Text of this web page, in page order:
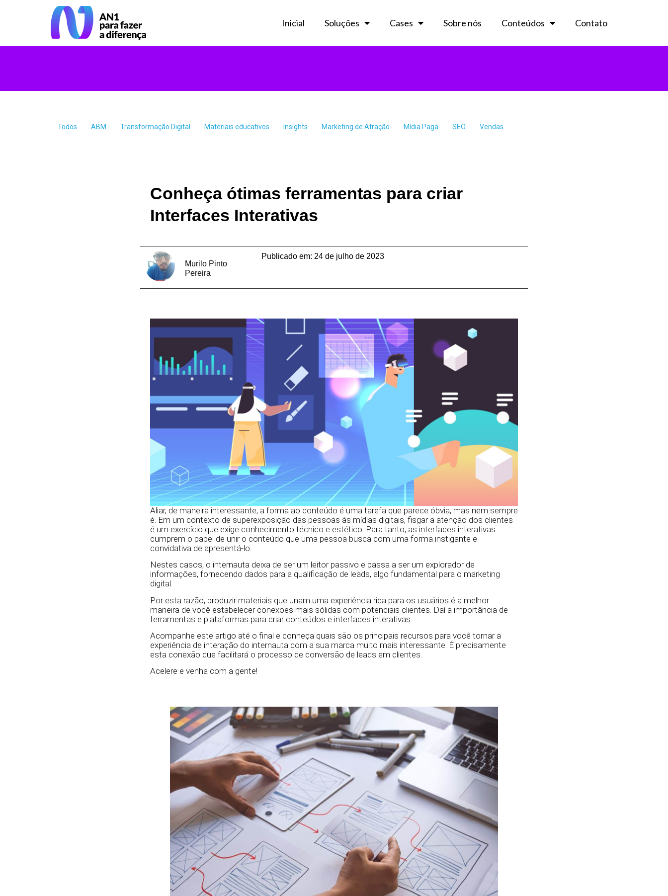
Inicial Soluções Cases Sobre nós Conteúdos Contato
Todos ABM Transformação Digital Materiais educativos Insights Marketing de Atração Mídia Paga SEO Vendas
Conheça ótimas ferramentas para criar
Interfaces Interativas
Murilo Pinto
Pereira
Publicado em: 24 de julho de 2023
Aliar, de maneira interessante, a forma ao conteúdo é uma tarefa que parece óbvia, mas nem sempre
é. Em um contexto de superexposição das pessoas às mídias digitais, fisgar a atenção dos clientes
é um exercício que exige conhecimento técnico e estético. Para tanto, as interfaces interativas
cumprem o papel de unir o conteúdo que uma pessoa busca com uma forma instigante e
convidativa de apresentá-lo.
Nestes casos, o internauta deixa de ser um leitor passivo e passa a ser um explorador de
informações, fornecendo dados para a qualificação de leads, algo fundamental para o marketing
digital.
Por esta razão, produzir materiais que unam uma experiência rica para os usuários é a melhor
maneira de você estabelecer conexões mais sólidas com potenciais clientes. Daí a importância de
ferramentas e plataformas para criar conteúdos e interfaces interativas.
Acompanhe este artigo até o final e conheça quais são os principais recursos para você tornar a
experiência de interação do internauta com a sua marca muito mais interessante. É precisamente
esta conexão que facilitará o processo de conversão de leads em clientes.
Acelere e venha com a gente!